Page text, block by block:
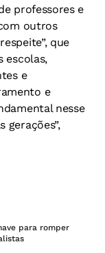
professores e
outros
que
escolas,
e
e
nesse
gerações”,
para romper